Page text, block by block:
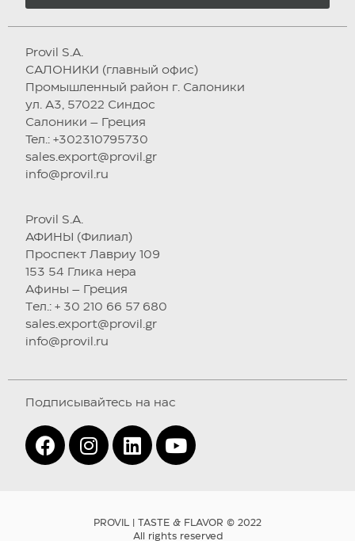
Provil S.A.
САЛОНИКИ (главный офис)
Промышленный район г. Салоники
ул. А3, 57022 Синдос
Салоники – Греция
Тел.: +302310795730
sales.export@provil.gr
info@provil.ru
Provil S.A.
АФИНЫ (Филиал)
Проспект Лавриу 109
153 54 Глика нера
Афины – Греция
Tел.: + 30 210 66 57 680
sales.export@provil.gr
info@provil.ru
Подписывайтесь на нас
PROVIL | TASTE & FLAVOR © 2022
All rights reserved